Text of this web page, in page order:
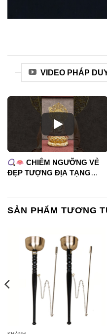
VIDEO PHÁP
CHIÊM NGƯỠNG VẺ
ĐẸP TƯỢNG ĐỊA TẠNG
#tuongphat
#diatangvuongbotat
SẢN PHẨM TƯƠNG